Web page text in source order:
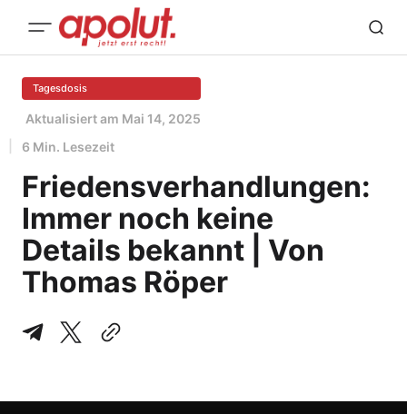
Tagesdosis
Aktualisiert am Mai 14, 2025
6 Min. Lesezeit
Friedensverhandlungen:
Immer noch keine
Details bekannt | Von
Thomas Röper